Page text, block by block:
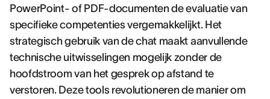
PowerPoint- of PDF-documenten de evaluatie van
specifieke competenties vergemakkelijkt. Het
strategisch gebruik van de chat maakt aanvullende
technische uitwisselingen mogelijk zonder de
hoofdstroom van het gesprek op afstand te
verstoren. Deze tools revolutioneren de manier om